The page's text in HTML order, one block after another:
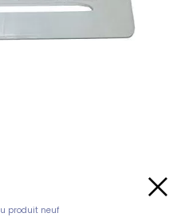
produit neuf